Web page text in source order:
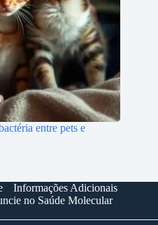
entre pets e
Informações Adicionais
no Saúde Molecular